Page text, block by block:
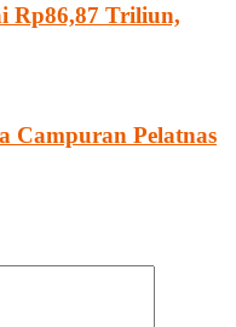
Rp86,87 Triliun,
Campuran Pelatnas